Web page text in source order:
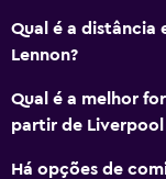
Qual é a distância
Lennon?
Qual é a melhor
partir de Liverpool
Há opções de